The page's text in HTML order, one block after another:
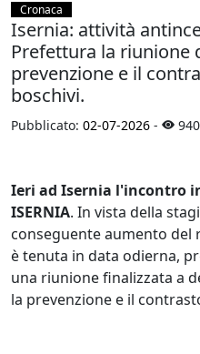
Cronaca
Isernia: attività
Prefettura la riunione
prevenzione e il
boschivi.
Pubblicato: 02-07-2026 - 940
Ieri ad Isernia l'incontro
ISERNIA. In vista della
conseguente aumento del
è tenuta in data odierna,
una riunione finalizzata a
la prevenzione e il